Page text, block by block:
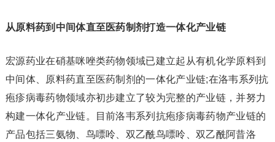
从原料药到中间体直至医药制剂打造一体化产业链
宏源药业在硝基咪唑类药物领域已建立起从有机化学原料到
中间体、原料药直至医药制剂的一体化产业链;在洛韦系列抗
疱疹病毒药物领域亦初步建立了较为完整的产业链，并努力
构建一体化产业链。目前洛韦系列抗疱疹病毒药物产业链的
产品包括三氨物、鸟嘌呤、双乙酰鸟嘌呤、双乙酰阿昔洛